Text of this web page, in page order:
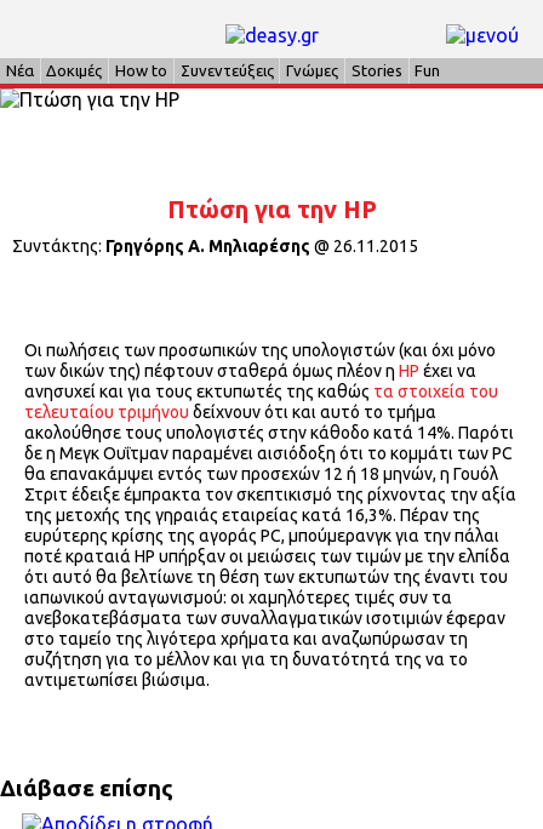
Νέα Δοκιμές How to Συνεντεύξεις Γνώμες Stories Fun
Πτώση για την HP
Συντάκτης: Γρηγόρης Α. Μηλιαρέσης @ 26.11.2015
Οι πωλήσεις των προσωπικών της υπολογιστών (και όχι μόνο
των δικών της) πέφτουν σταθερά όμως πλέον η HP έχει να
ανησυχεί και για τους εκτυπωτές της καθώς τα στοιχεία του
τελευταίου τριμήνου δείχνουν ότι και αυτό το τμήμα
ακολούθησε τους υπολογιστές στην κάθοδο κατά 14%. Παρότι
δε η Μεγκ Ουΐτμαν παραμένει αισιόδοξη ότι το κομμάτι των PC
θα επανακάμψει εντός των προσεχών 12 ή 18 μηνών, η Γουόλ
Στριτ έδειξε έμπρακτα τον σκεπτικισμό της ρίχνοντας την αξία
της μετοχής της γηραιάς εταιρείας κατά 16,3%. Πέραν της
ευρύτερης κρίσης της αγοράς PC, μπούμερανγκ για την πάλαι
ποτέ κραταιά HP υπήρξαν οι μειώσεις των τιμών με την ελπίδα
ότι αυτό θα βελτίωνε τη θέση των εκτυπωτών της έναντι του
ιαπωνικού ανταγωνισμού: οι χαμηλότερες τιμές συν τα
ανεβοκατεβάσματα των συναλλαγματικών ισοτιμιών έφεραν
στο ταμείο της λιγότερα χρήματα και αναζωπύρωσαν τη
συζήτηση για το μέλλον και για τη δυνατότητά της να το
αντιμετωπίσει βιώσιμα.
Διάβασε επίσης